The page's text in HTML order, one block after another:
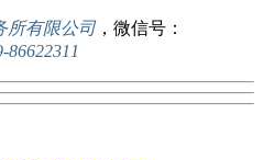
所有限公司，微信号：
86622311